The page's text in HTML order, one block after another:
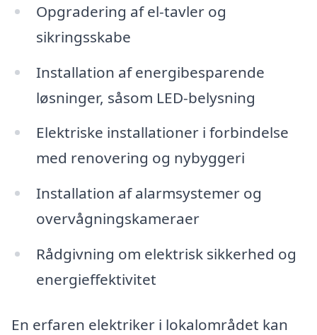
Opgradering af el-tavler og
sikringsskabe
Installation af energibesparende
løsninger, såsom LED-belysning
Elektriske installationer i forbindelse
med renovering og nybyggeri
Installation af alarmsystemer og
overvågningskameraer
Rådgivning om elektrisk sikkerhed og
energieffektivitet
En erfaren elektriker i lokalområdet kan